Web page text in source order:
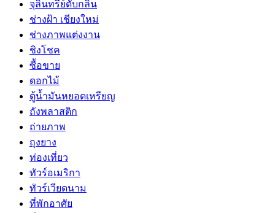
จุลินทรีย์ดับกลิ่น
ช่างฝ้า เชียงใหม่
ช่างภาพแต่งงาน
ชิงโชค
ซื้อขาย
ดอกไม้
ตู้น้ำมันหยอดเหรียญ
ถังพลาสติก
ถ่ายภาพ
ถุงยาง
ท่องเที่ยว
ทัวร์อเมริกา
ทัวร์เวียดนาม
ที่พักอาศัย